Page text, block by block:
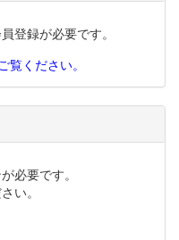
登録が必要です。
ください。
必要です。
い。